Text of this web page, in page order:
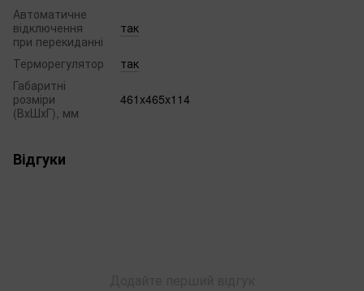
Автоматичне
відключення
при перекиданні
так
Терморегулятор
так
Габаритні
розміри
(ВхШхГ), мм
461x465x114
Відгуки